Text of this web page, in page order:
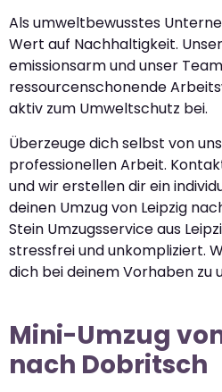
Als umweltbewusstes
Wert auf Nachhaltigkeit.
emissionsarm und unser
ressourcenschonende
aktiv zum Umweltschutz bei.
Überzeuge dich selbst von
professionellen Arbeit.
und wir erstellen dir ein
deinen Umzug von Leipzig
Stein Umzugsservice aus
stressfrei und unkompliziert.
dich bei deinem Vorhaben zu
Mini-Umzug
nach Dobritsch